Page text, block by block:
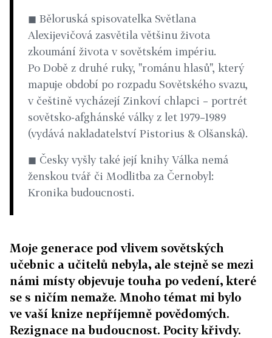
◼ Běloruská spisovatelka Světlana
Alexijevičová zasvětila většinu života
zkoumání života v sovětském impériu.
Po Době z druhé ruky, "románu hlasů", který
mapuje období po rozpadu Sovětského svazu,
v češtině vycházejí Zinkoví chlapci – portrét
sovětsko-afghánské války z let 1979–1989
(vydává nakladatelství Pistorius & Olšanská).
◼ Česky vyšly také její knihy Válka nemá
ženskou tvář či Modlitba za Černobyl:
Kronika budoucnosti.
Moje generace pod vlivem sovětských
učebnic a učitelů nebyla, ale stejně se mezi
námi místy objevuje touha po vedení, které
se s ničím nemaže. Mnoho témat mi bylo
ve vaší knize nepříjemně povědomých.
Rezignace na budoucnost. Pocity křivdy.